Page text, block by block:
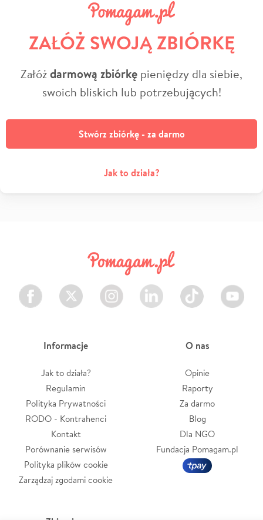
ZAŁÓŻ SWOJĄ ZBIÓRKĘ
Załóżdarmową zbiórkę pieniędzy dla siebie,
swoich bliskich lub potrzebujących!
Stwórz zbiórkę - za darmo
Jak to działa?
Facebook Twitter Instagram LinkedIn TikTok Youtube
Informacje
Jak to działa?
Regulamin
Polityka Prywatności
RODO - Kontrahenci
Kontakt
Porównanie serwisów
Polityka plików cookie
Zarządzaj zgodami cookie
O nas
Opinie
Raporty
Za darmo
Blog
Dla NGO
Fundacja Pomagam.pl